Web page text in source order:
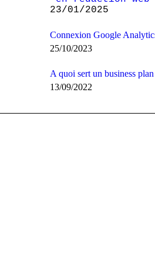
23/01/2025
Connexion Google
25/10/2023
A quoi sert un business
13/09/2022